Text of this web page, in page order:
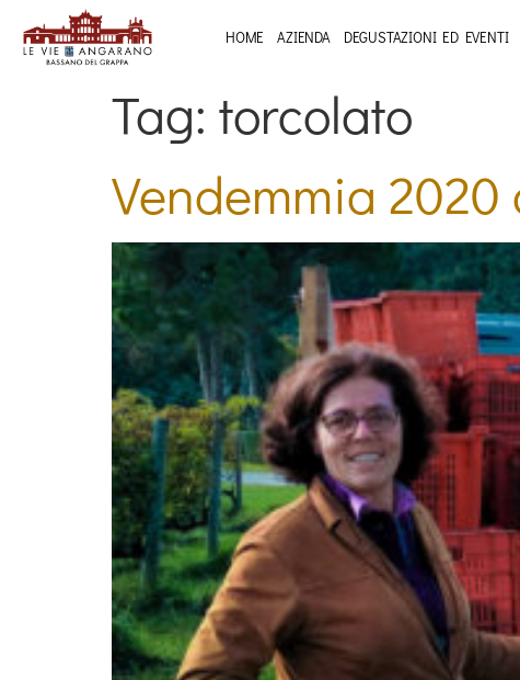
HOME AZIENDA DEGUSTAZIONI ED EVENTI
Tag: torcolato
Vendemmia